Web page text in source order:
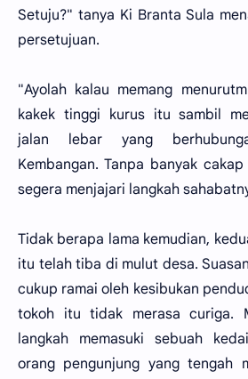
Setuju?" tanya Ki Branta Sula
persetujuan.
"Ayolah kalau memang
kakek tinggi kurus itu sambil
jalan lebar yang
Kembangan. Tanpa banyak
segera menjajari langkah
Tidak berapa lama kemudian,
itu telah tiba di mulut desa.
cukup ramai oleh kesibukan
tokoh itu tidak merasa curiga.
langkah memasuki sebuah
orang pengunjung yang tengah